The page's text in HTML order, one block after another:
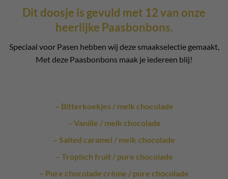
Dit doosje is gevuld met 12 van onze
heerlijke Paasbonbons.
Speciaal voor Pasen hebben wij deze smaakselectie gemaakt,
Met deze Paasbonbons maak je iedereen blij!
– Bitterkoekjes / melk chocolade
– Vanille / melk chocolade
– Salted caramel / melk chocolade
– Tropisch fruit / pure chocolade
– Pure chocolade crème / pure chocolade